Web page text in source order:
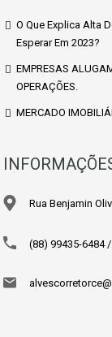
O Que Explica Alta
Esperar Em 2023?
EMPRESAS
OPERAÇÕES.
MERCADO
Rua Benjamin
(88) 99435-6484